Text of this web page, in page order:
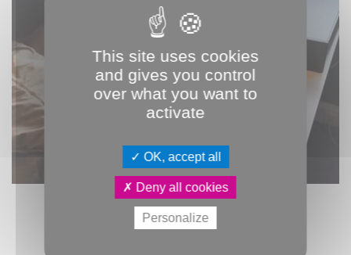
This site uses cookies
and gives you control
over what you want to
activate
OK, accept all
Deny all cookies
Personalize